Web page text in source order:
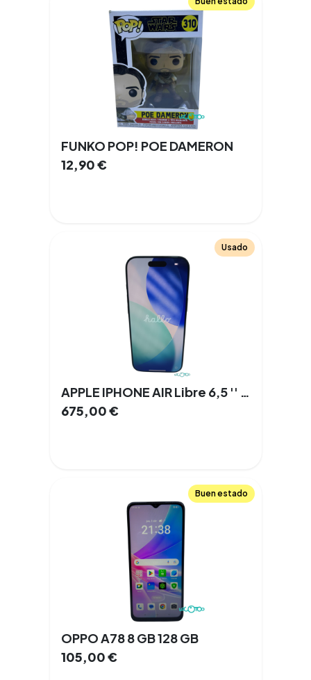
FUNKO POP! POE DAMERON
12,90€
Usado
APPLE IPHONE AIR Libre 6,5 '' 12 GB 256 GB 100% 5G NFC
675,00€
Buen estado
OPPO A78 8 GB 128 GB
105,00€